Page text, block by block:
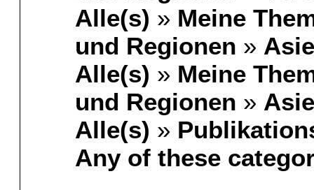
Alle(s) » Meine
und Regionen »
Alle(s) » Meine
und Regionen »
Alle(s) »
Any of these